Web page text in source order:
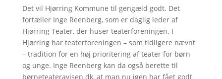
Det vil Hjørring Kommune til gengæld godt. Det
fortæller Inge Reenberg, som er daglig leder af
Hjørring Teater, der huser teaterforeningen. I
Hjørring har teaterforeningen – som tidligere nævnt
– tradition for en høj prioritering af teater for børn
og unge. Inge Reenberg kan da også berette til
børneteateravisen.dk, at man nu igen har fået godt